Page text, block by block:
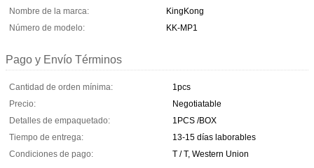
Nombre de la marca:
KingKong
Número de modelo:
KK-MP1
Pago y Envío Términos
Cantidad de orden mínima:
1pcs
Precio:
Negotiatable
Detalles de empaquetado:
1PCS /BOX
Tiempo de entrega:
13-15 días laborables
Condiciones de pago:
T / T, Western Union